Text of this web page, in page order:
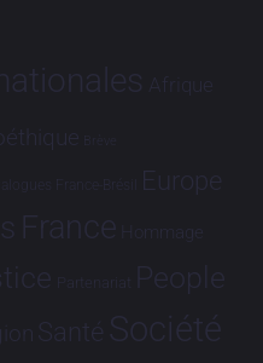
Afrique
Brève
France-Brésil Europe
France Hommage
Partenariat People
Santé Société